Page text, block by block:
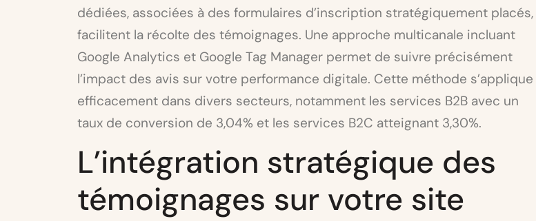
dédiées, associées à des formulaires d’inscription stratégiquement placés,
facilitent la récolte des témoignages. Une approche multicanale incluant
Google Analytics et Google Tag Manager permet de suivre précisément
l’impact des avis sur votre performance digitale. Cette méthode s’applique
efficacement dans divers secteurs, notamment les services B2B avec un
taux de conversion de 3,04% et les services B2C atteignant 3,30%.
L’intégration stratégique des
témoignages sur votre site